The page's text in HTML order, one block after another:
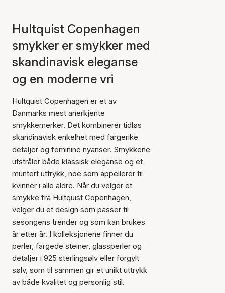
Hultquist Copenhagen
smykker er smykker med
skandinavisk eleganse
og en moderne vri
Hultquist Copenhagen er et av
Danmarks mest anerkjente
smykkemerker. Det kombinerer tidløs
skandinavisk enkelhet med fargerike
detaljer og feminine nyanser. Smykkene
utstråler både klassisk eleganse og et
muntert uttrykk, noe som appellerer til
kvinner i alle aldre. Når du velger et
smykke fra Hultquist Copenhagen,
velger du et design som passer til
sesongens trender og som kan brukes
år etter år. I kolleksjonene finner du
perler, fargede steiner, glassperler og
detaljer i 925 sterlingsølv eller forgylt
sølv, som til sammen gir et unikt uttrykk
av både kvalitet og personlig stil.